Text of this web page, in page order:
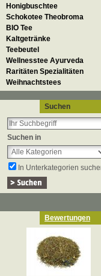
Honigbuschtee
Schokotee Theobroma
BIO Tee
Kaltgetränke
Teebeutel
Wellnesstee Ayurveda
Raritäten Spezialitäten
Weihnachtstees
Suchen
Suchen in
In Unterkategorien
Bewertungen